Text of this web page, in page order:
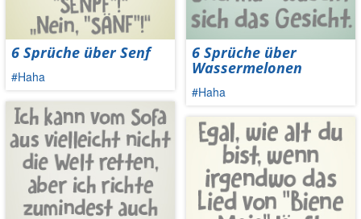
6 Sprüche über Senf
#Haha
6 Sprüche über
Wassermelonen
#Haha